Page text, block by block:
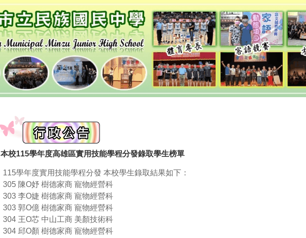
本校115學年度高雄區實用技能學程分發錄取學生榜單
115學年度實用技能學程分發 本校學生錄取結果如下：
305 陳O妤 樹德家商 寵物經營科
303 李O婕 樹德家商 寵物經營科
303 郭O億 樹德家商 寵物經營科
304 王O芯 中山工商 美顏技術科
304 邱O顏 樹德家商 寵物經營科